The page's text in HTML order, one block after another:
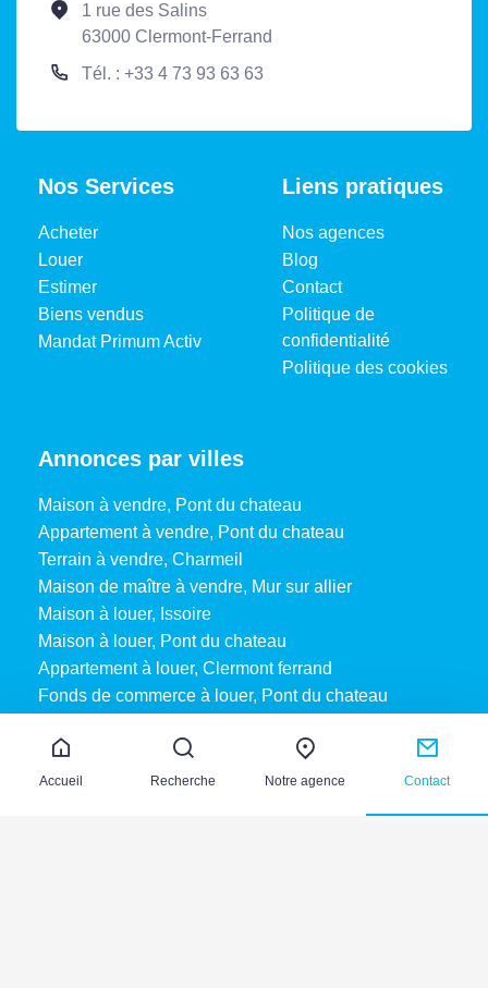
Accueil Recherche Notre agence Contact
1 rue des Salins
63000 Clermont-Ferrand
Tél. : +33 4 73 93 63 63
Nos Services
Acheter
Louer
Estimer
Biens vendus
Mandat Primum Activ
Liens pratiques
Nos agences
Blog
Contact
Politique de
confidentialité
Politique des cookies
Annonces par villes
Maison à vendre, Pont du chateau
Appartement à vendre, Pont du chateau
Terrain à vendre, Charmeil
Maison de maître à vendre, Mur sur allier
Maison à louer, Issoire
Maison à louer, Pont du chateau
Appartement à louer, Clermont ferrand
Fonds de commerce à louer, Pont du chateau